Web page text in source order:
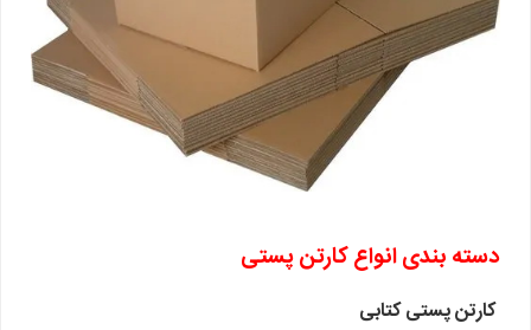
دسته بندی انواع کارتن پستی
کارتن پستی کتابی